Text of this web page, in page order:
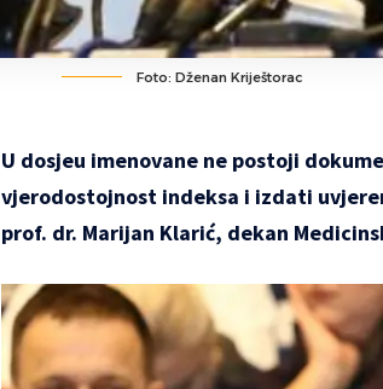
Foto: Dženan Kriještorac
U dosjeu imenovane ne postoji
vjerodostojnost indeksa i izdati
prof. dr. Marijan Klarić, dekan